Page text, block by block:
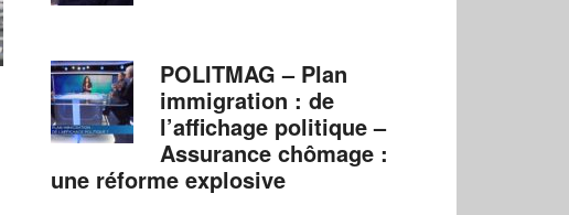
POLITMAG – Plan
immigration : de
l’affichage politique –
Assurance chômage :
une réforme explosive